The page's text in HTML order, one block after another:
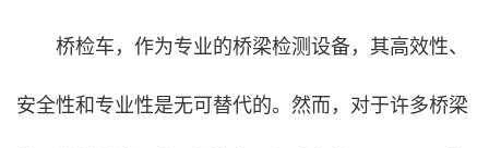
桥检车，作为专业的桥梁检测设备，其高效性、
安全性和专业性是无可替代的。然而，对于许多桥梁